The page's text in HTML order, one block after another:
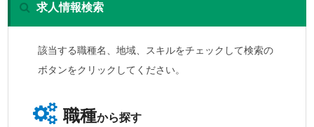
求人情報検索
該当する職種名、地域、スキルをチェックして検索の
ボタンをクリックしてください。
職種から探す